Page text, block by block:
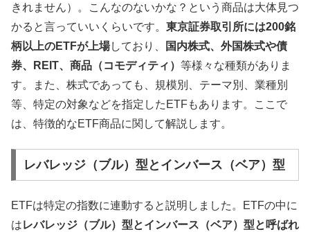
きれません）。こんなのないかな？という商品は大体見つ
かると言っていいくらいです。 東京証券取引所には200銘
柄以上のETFが上場しており、
国内株式、外国株式や債
券、REIT、商品（コモディティ） 等様々な種類がありま
す。また、株式であっても、規模別、テーマ別、業種別
等、特定の対象などを指定したETFもあります。ここで
は、特徴的なETF商品に関して解説します。
レバレッジ（ブル）型とインバース（ベア）型
ETFは特定の指数に連動すると説明しました。ETFの中に
はレバレッジ（ブル）型とインバース（ベア）型と呼ばれ